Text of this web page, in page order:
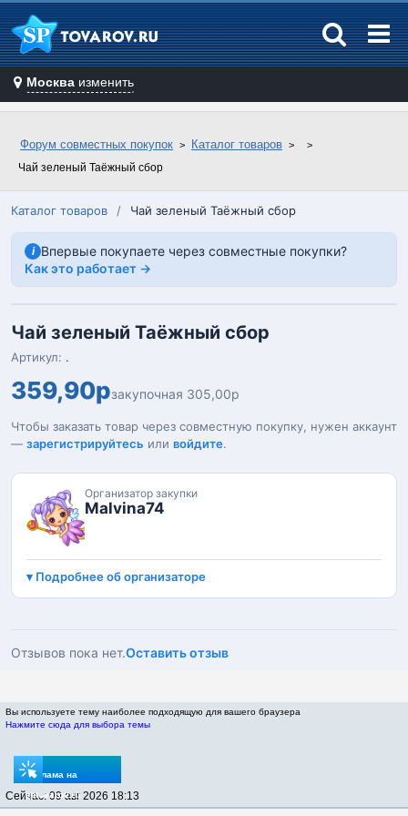
Москва изменить
Форум совместных покупок Каталог товаров
Чай зеленый Таёжный сбор
Каталог товаров / Чай зеленый Таёжный сбор
i Впервые покупаете через совместные покупки?
Как это работает →
Чай зеленый Таёжный сбор
Артикул: .
359,90рзакупочная 305,00р
Чтобы заказать товар через совместную покупку, нужен аккаунт
— зарегистрируйтесь или войдите.
Организатор закупки
Malvina74
Подробнее об организаторе
Отзывов пока нет.Оставить отзыв
Вы используете тему наиболее подходящую для вашего браузера
Нажмите сюда для выбора темы
Реклама на
sptovarov.ru
Сейчас: 09 авг 2026 18:13